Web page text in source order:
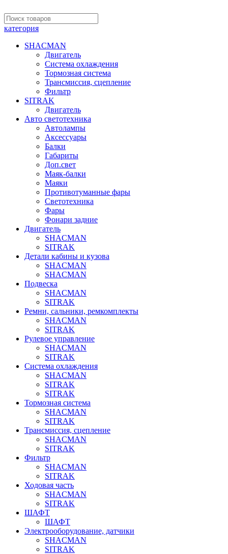
категория
SHACMAN
Двигатель
Система охлаждения
Тормозная система
Трансмиссия, сцепление
Фильтр
SITRAK
Двигатель
Авто светотехника
Автолампы
Аксессуары
Балки
Габариты
Доп.свет
Маяк-балки
Маяки
Противотуманные фары
Светотехника
Фары
Фонари задние
Двигатель
SHACMAN
SITRAK
Детали кабины и кузова
SHACMAN
SHACMAN
Подвеска
SHACMAN
SITRAK
Ремни, сальники, ремкомплекты
SHACMAN
SITRAK
Рулевое управление
SHACMAN
SITRAK
Система охлаждения
SHACMAN
SITRAK
SITRAK
Тормозная система
SHACMAN
SITRAK
Трансмиссия, сцепление
SHACMAN
SITRAK
Фильтр
SHACMAN
SITRAK
Ходовая часть
SHACMAN
SITRAK
ШАФТ
ШАФТ
Электрооборудование, датчики
SHACMAN
SITRAK